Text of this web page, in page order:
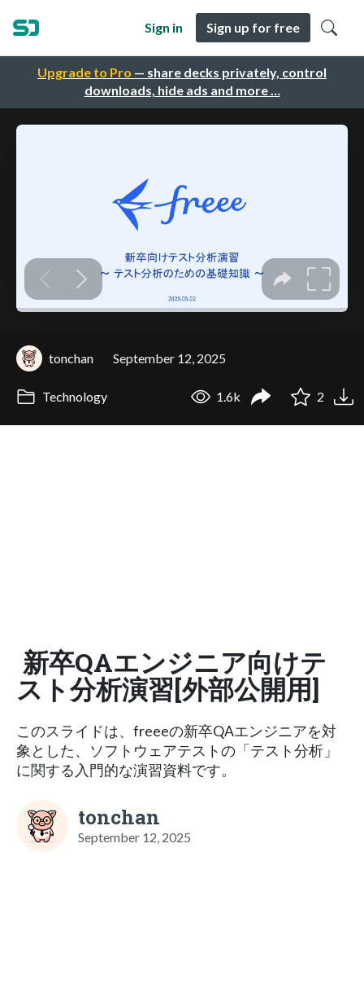
Upgrade to Pro — share decks privately, control
downloads, hide ads and more …
Sign in Sign up for free
tonchan September 12, 2025
Technology 1.6k 2
新卒QAエンジニア向けテ
スト分析演習[外部公開用]
このスライドは、freeeの新卒QAエンジニアを対
象とした、ソフトウェアテストの「テスト分析」
に関する入門的な演習資料です。
tonchan
September 12, 2025